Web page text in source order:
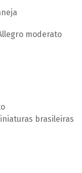
moderato
brasileiras